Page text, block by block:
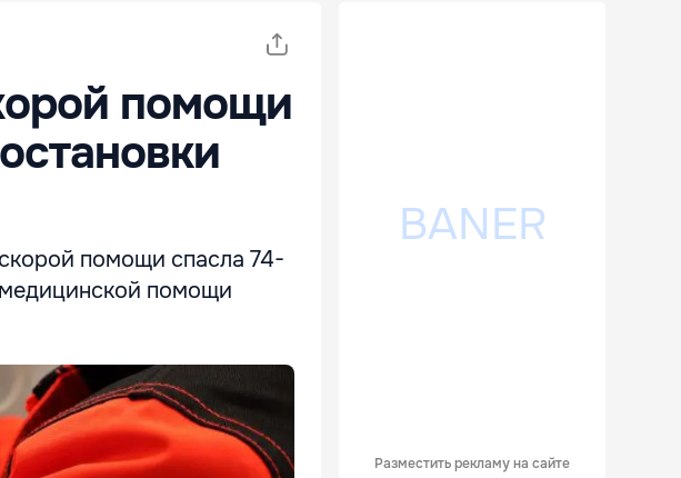
помощи
помощи спасла 74-
помощи
Разместить рекламу на сайте